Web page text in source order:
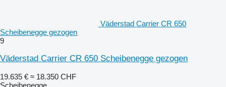
Väderstad Carrier CR 650
Scheibenegge gezogen
9
Väderstad Carrier CR 650 Scheibenegge gezogen
19.635 € ≈ 18.350 CHF
Scheibenegge